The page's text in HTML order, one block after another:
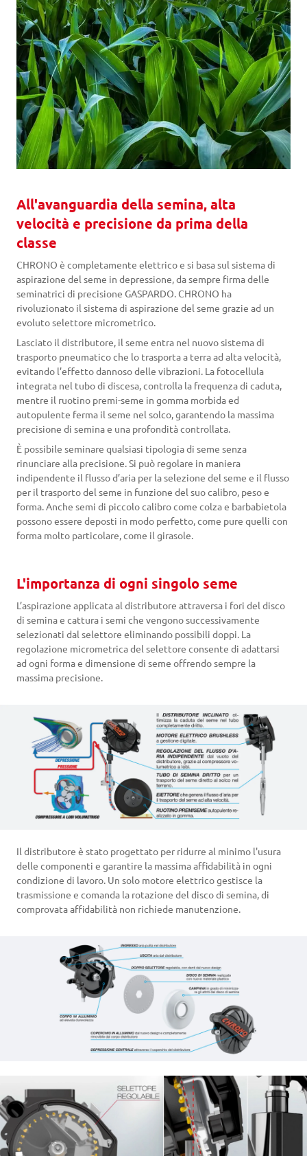
All'avanguardia della semina, alta
velocità e precisione da prima della
classe
CHRONO è completamente elettrico e si basa sul sistema di
aspirazione del seme in depressione, da sempre firma delle
seminatrici di precisione GASPARDO. CHRONO ha
rivoluzionato il sistema di aspirazione del seme grazie ad un
evoluto selettore micrometrico.
Lasciato il distributore, il seme entra nel nuovo sistema di
trasporto pneumatico che lo trasporta a terra ad alta velocità,
evitando l’effetto dannoso delle vibrazioni. La fotocellula
integrata nel tubo di discesa, controlla la frequenza di caduta,
mentre il ruotino premi-seme in gomma morbida ed
autopulente ferma il seme nel solco, garantendo la massima
precisione di semina e una profondità controllata.
È possibile seminare qualsiasi tipologia di seme senza
rinunciare alla precisione. Si può regolare in maniera
indipendente il flusso d’aria per la selezione del seme e il flusso
per il trasporto del seme in funzione del suo calibro, peso e
forma. Anche semi di piccolo calibro come colza e barbabietola
possono essere deposti in modo perfetto, come pure quelli con
forma molto particolare, come il girasole.
L'importanza di ogni singolo seme
L’aspirazione applicata al distributore attraversa i fori del disco
di semina e cattura i semi che vengono successivamente
selezionati dal selettore eliminando possibili doppi. La
regolazione micrometrica del selettore consente di adattarsi
ad ogni forma e dimensione di seme offrendo sempre la
massima precisione.
Il distributore è stato progettato per ridurre al minimo l'usura
delle componenti e garantire la massima affidabilità in ogni
condizione di lavoro. Un solo motore elettrico gestisce la
trasmissione e comanda la rotazione del disco di semina, di
comprovata affidabilità non richiede manutenzione.